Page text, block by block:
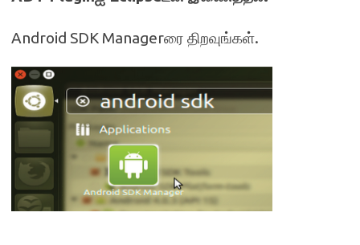
Android SDK Managerரை திறவுங்கள்.